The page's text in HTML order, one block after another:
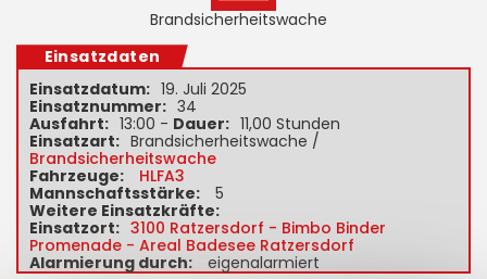
Brandsicherheitswache
Einsatzdaten
Einsatzdatum: 19. Juli 2025
Einsatznummer: 34
Ausfahrt: 13:00 - Dauer: 11,00 Stunden
Einsatzart: Brandsicherheitswache /
Brandsicherheitswache
Fahrzeuge:
HLFA3
Mannschaftsstärke:
5
Weitere Einsatzkräfte:
Einsatzort: 3100 Ratzersdorf - Bimbo Binder
Promenade - Areal Badesee Ratzersdorf
Alarmierung durch:
eigenalarmiert